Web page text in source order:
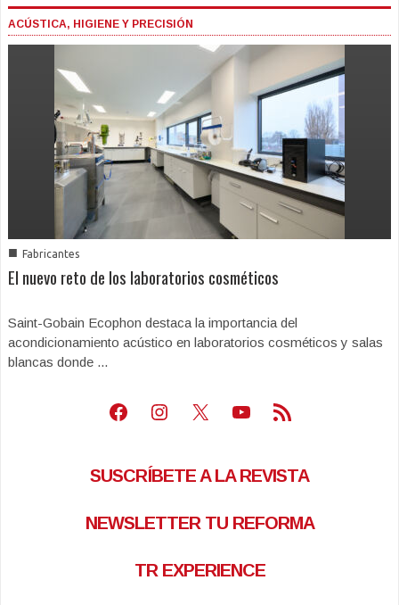
ACÚSTICA, HIGIENE Y PRECISIÓN
■ Fabricantes
El nuevo reto de los laboratorios cosméticos
Saint-Gobain Ecophon destaca la importancia del
acondicionamiento acústico en laboratorios cosméticos y salas
blancas donde ...
Facebook
Instagram
X Youtube
Feed RSS
SUSCRÍBETE A LA REVISTA
NEWSLETTER TU REFORMA
TR EXPERIENCE